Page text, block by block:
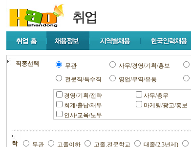
직종선택 무관 사무/경영/기획/홍보
전문직/특수직
영업/무역/유통
경영/기획/전략 사무/총무
회계/출납/재무
마케팅/광고/홍보
인사/교육/노무
학
무관 고졸이하 고졸.전문학교 대졸(2,3년제)